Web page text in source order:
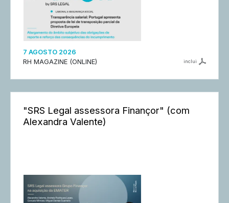
7 AGOSTO 2026
RH MAGAZINE (ONLINE)
inclui
"SRS Legal assessora Finançor" (com
Alexandra Valente)